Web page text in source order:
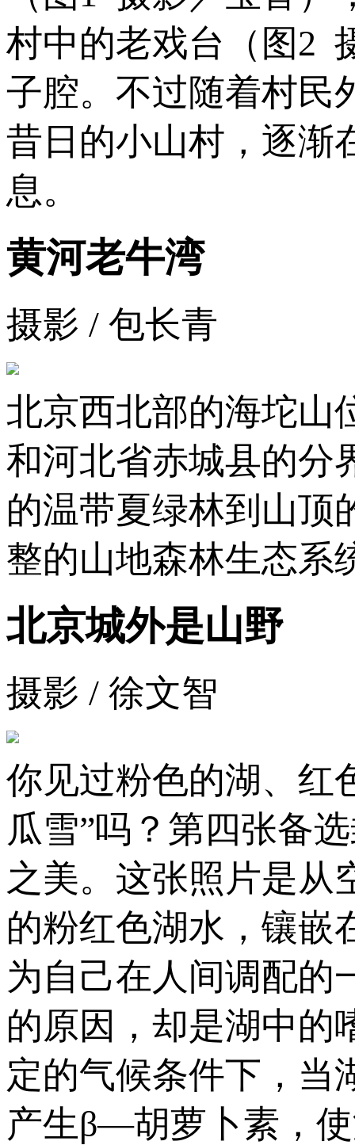
村中的老戏台（图2
子腔。不过随着村民
昔日的小山村，逐渐
息。
黄河老牛湾
摄影 / 包长青
北京西北部的海坨山
和河北省赤城县的分
的温带夏绿林到山顶
整的山地森林生态系
北京城外是山野
摄影 / 徐文智
你见过粉色的湖、红
瓜雪”吗？第四张备
之美。这张照片是从
的粉红色湖水，镶嵌
为自己在人间调配的
的原因，却是湖中的
定的气候条件下，当
产生β—胡萝卜素，